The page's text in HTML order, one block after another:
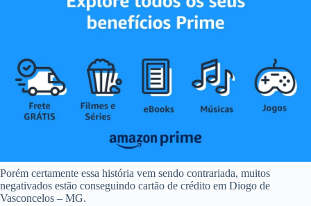
Porém certamente essa história vem sendo contrariada, muitos
negativados estão conseguindo cartão de crédito em Diogo de
Vasconcelos – MG.